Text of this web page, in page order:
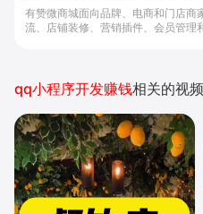
购工具 - 做生意, 找有赞
有赞微商城面向品牌、电商和门店商
流、店铺装修、营销插件、会员管理
qq小程序开发赚钱相关的视频